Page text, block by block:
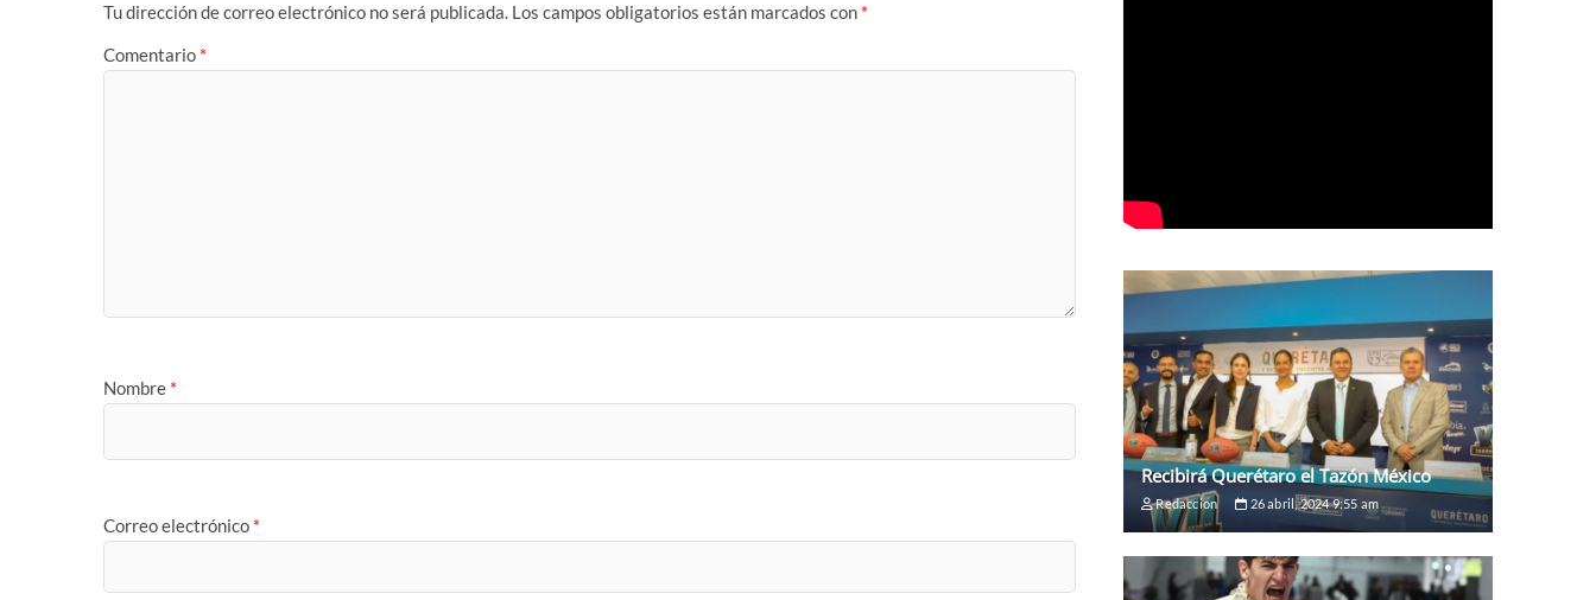
Tu dirección de correo electrónico no será publicada. Los campos obligatorios están marcados con *
Comentario *
Nombre *
Correo electrónico *
Recibirá Querétaro el Tazón México
Redaccion 26 abril, 2024 9:55 am